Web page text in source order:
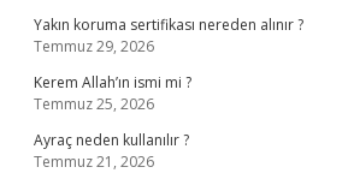
Yakın koruma sertifikası nereden alınır ?
Temmuz 29, 2026
Kerem Allah’ın ismi mi ?
Temmuz 25, 2026
Ayraç neden kullanılır ?
Temmuz 21, 2026